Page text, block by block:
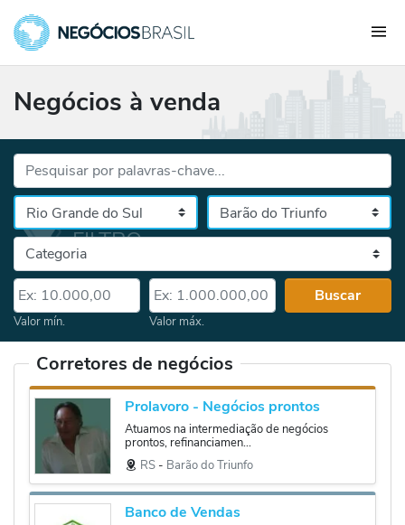
Negócios à venda
Palavras-chave...
Cidade
Selecione o estado, depois a cidade
Categoria
Valor mín.
Valor mín.
Valor máx.
Valor máx.
Buscar
Corretores de negócios
Prolavoro - Negócios prontos
Atuamos na intermediação de negócios
prontos, refinanciamen...
RS ‐ Barão do Triunfo
Banco de Vendas